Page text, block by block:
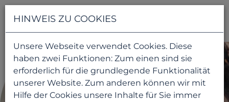
HINWEIS ZU COOKIES
Unsere Webseite verwendet Cookies. Diese
haben zwei Funktionen: Zum einen sind sie
erforderlich für die grundlegende Funktionalität
unserer Website. Zum anderen können wir mit
Hilfe der Cookies unsere Inhalte für Sie immer